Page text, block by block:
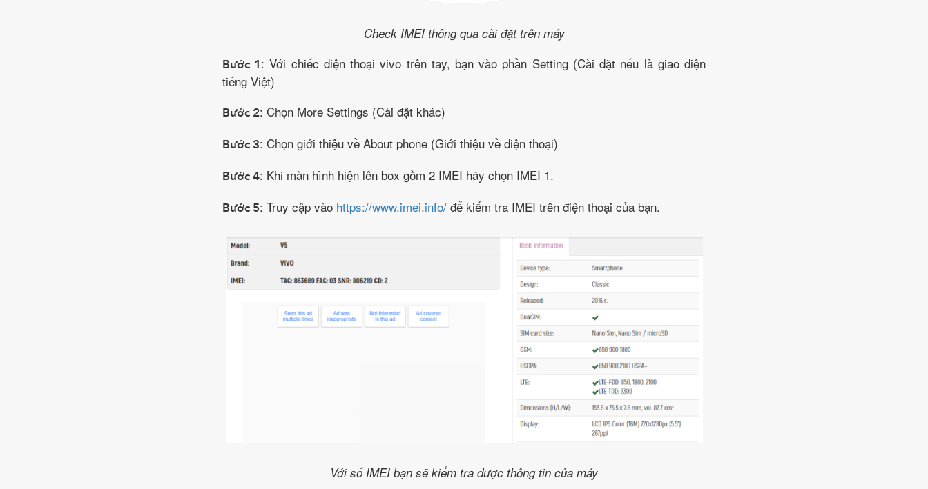
Check IMEI thông qua cài đặt trên máy
Bước 1: Với chiếc điện thoại vivo trên tay, bạn vào phần Setting (Cài đặt nếu là giao diện
tiếng Việt)
Bước 2: Chọn More Settings (Cài đặt khác)
Bước 3: Chọn giới thiệu về About phone (Giới thiệu về điện thoại)
Bước 4: Khi màn hình hiện lên box gồm 2 IMEI hãy chọn IMEI 1.
Bước 5: Truy cập vào https://www.imei.info/ để kiểm tra IMEI trên điện thoại của bạn.
Với số IMEI bạn sẽ kiểm tra được thông tin của máy